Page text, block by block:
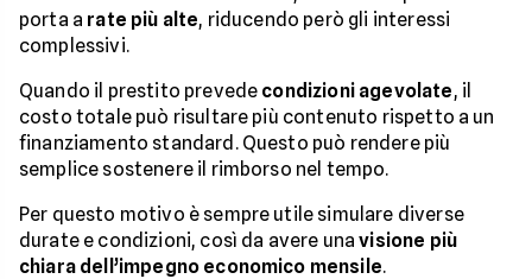
porta a rate più alte, riducendo però gli interessi
complessivi.
Quando il prestito prevede condizioni agevolate, il
costo totale può risultare più contenuto rispetto a un
finanziamento standard. Questo può rendere più
semplice sostenere il rimborso nel tempo.
Per questo motivo è sempre utile simulare diverse
durate e condizioni, così da avere unavisione più
chiara dell’impegno economico mensile.